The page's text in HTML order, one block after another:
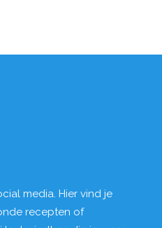
media. Hier vind je
recepten of